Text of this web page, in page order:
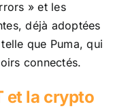
» et les
déjà adoptées
que Puma, qui
connectés.
et la crypto